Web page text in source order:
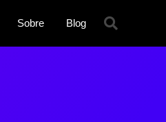
Sobre Blog